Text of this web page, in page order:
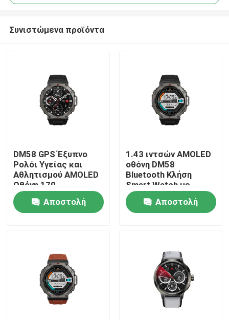
Προϊόντα
Συνιστώμενα προϊόντα
DM58 GPS Έξυπνο
Ρολόι Υγείας και
Αθλητισμού AMOLED
Οθόνη 170
Λειτουργίες
Παρακολούθηση
Καρδιακών Παλμών
Αποστολή
1.43 ιντσών AMOLED
οθόνη DM58
Bluetooth Κλήση
Smart Watch με
5ATM Αδιάβροχο
Αποστολή